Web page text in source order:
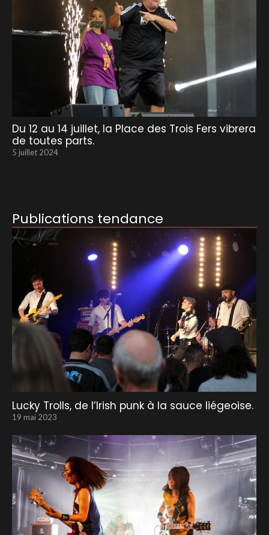
Du 12 au 14 juillet, la Place des Trois Fers vibrera
de toutes parts.
5 juillet 2024
Publications tendance
Lucky Trolls, de l’Irish punk à la sauce liégeoise.
19 mai 2023